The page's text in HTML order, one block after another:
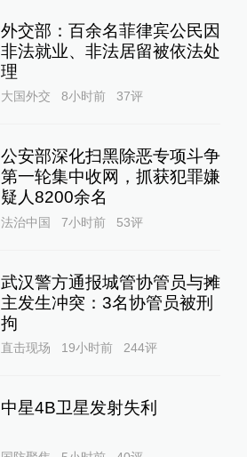
外交部：百余名菲律宾公民因
非法就业、非法居留被依法处
理
大国外交 8小时前 37评
公安部深化扫黑除恶专项斗争
第一轮集中收网，抓获犯罪嫌
疑人8200余名
法治中国 7小时前 53评
武汉警方通报城管协管员与摊
主发生冲突：3名协管员被刑
拘
直击现场 19小时前 244评
中星4B卫星发射失利